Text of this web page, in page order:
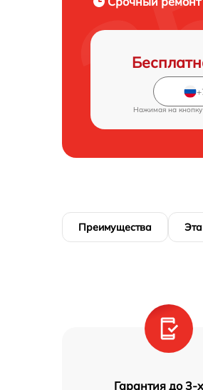
Нажимая на
Преимущества
Гарантия до 3-